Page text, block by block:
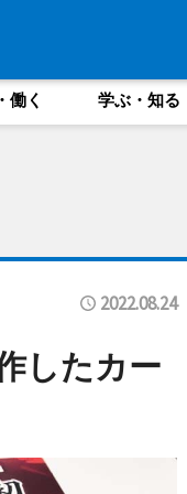
働く 学ぶ・知る
2022.08.24
したカー